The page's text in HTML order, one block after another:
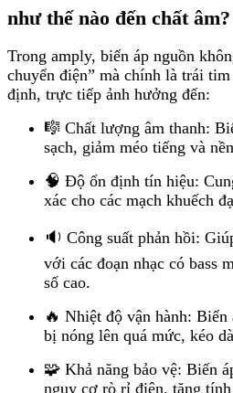
như thế nào đến chất âm?
Trong amply, biến áp nguồn
chuyển điện” mà chính là trái
định, trực tiếp ảnh hưởng đến:
🎼 Chất lượng âm thanh:
sạch, giảm méo tiếng và
🧠 Độ ổn định tín hiệu:
xác cho các mạch khuếch
🔉 Công suất phản hồi:
với các đoạn nhạc có bass
số cao.
🔥 Nhiệt độ vận hành:
bị nóng lên quá mức, kéo
🧩 Khả năng bảo vệ: Biến
nguy cơ rò rỉ điện, tăng